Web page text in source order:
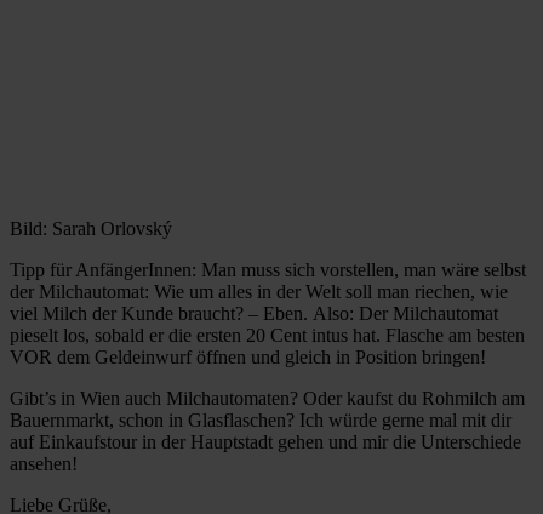
Bild: Sarah Orlovský
Tipp für AnfängerInnen: Man muss sich vorstellen, man wäre selbst
der Milchautomat: Wie um alles in der Welt soll man riechen, wie
viel Milch der Kunde braucht? – Eben. Also: Der Milchautomat
pieselt los, sobald er die ersten 20 Cent intus hat. Flasche am besten
VOR dem Geldeinwurf öffnen und gleich in Position bringen!
Gibt’s in Wien auch Milchautomaten? Oder kaufst du Rohmilch am
Bauernmarkt, schon in Glasflaschen? Ich würde gerne mal mit dir
auf Einkaufstour in der Hauptstadt gehen und mir die Unterschiede
ansehen!
Liebe Grüße,